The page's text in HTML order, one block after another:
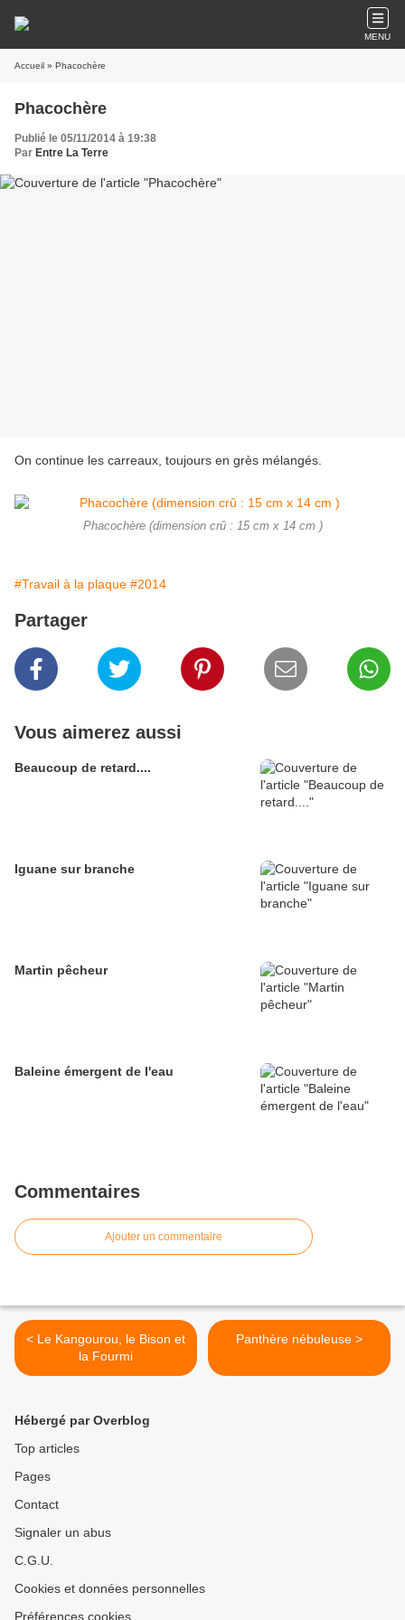
MENU
Accueil » Phacochère
Phacochère
Publié le 05/11/2014 à 19:38
Par Entre La Terre
On continue les carreaux, toujours en grès mélangés.
Phacochère (dimension crû : 15 cm x 14 cm )
#Travail à la plaque #2014
Partager
Vous aimerez aussi
Beaucoup de retard....
Iguane sur branche
Martin pêcheur
Baleine émergent de l'eau
Commentaires
Ajouter un commentaire
< Le Kangourou, le Bison et
la Fourmi
Panthère nébuleuse >
Hébergé par Overblog
Top articles
Pages
Contact
Signaler un abus
C.G.U.
Cookies et données personnelles
Préférences cookies